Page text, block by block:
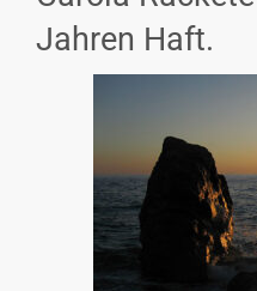
INTERESSENSVERTRETUNG
KONTAKT
Jahren Haft.